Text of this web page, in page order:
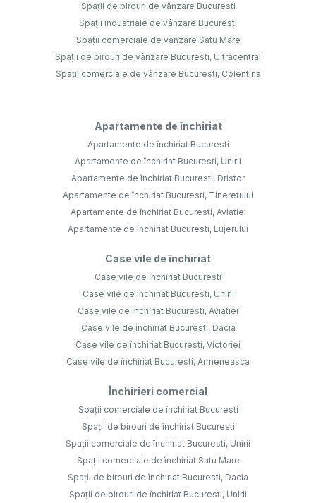
Spații de birouri de vânzare Bucuresti
Spații industriale de vânzare Bucuresti
Spații comerciale de vânzare Satu Mare
Spații de birouri de vânzare Bucuresti, Ultracentral
Spații comerciale de vânzare Bucuresti, Colentina
Apartamente de închiriat
Apartamente de închiriat Bucuresti
Apartamente de închiriat Bucuresti, Unirii
Apartamente de închiriat Bucuresti, Dristor
Apartamente de închiriat Bucuresti, Tineretului
Apartamente de închiriat Bucuresti, Aviatiei
Apartamente de închiriat Bucuresti, Lujerului
Case vile de închiriat
Case vile de închiriat Bucuresti
Case vile de închiriat Bucuresti, Unirii
Case vile de închiriat Bucuresti, Aviatiei
Case vile de închiriat Bucuresti, Dacia
Case vile de închiriat Bucuresti, Victoriei
Case vile de închiriat Bucuresti, Armeneasca
Închirieri comercial
Spații comerciale de închiriat Bucuresti
Spații de birouri de închiriat Bucuresti
Spații comerciale de închiriat Bucuresti, Unirii
Spații comerciale de închiriat Satu Mare
Spații de birouri de închiriat Bucuresti, Dacia
Spații de birouri de închiriat Bucuresti, Unirii